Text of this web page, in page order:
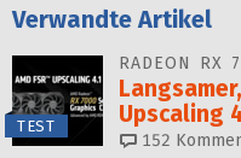
Verwandte Artikel
TEST
RADEON RX
Upscaling
152